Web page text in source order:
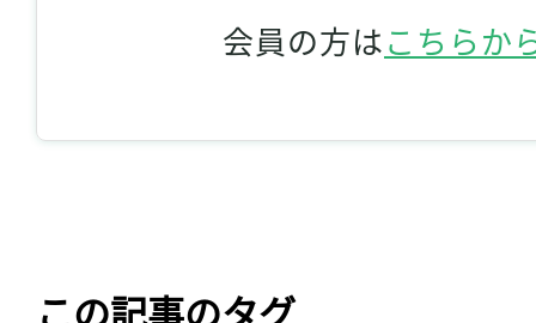
会員の方はこちらか
この記事のタグ